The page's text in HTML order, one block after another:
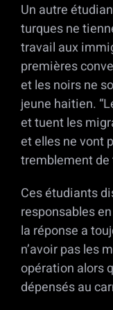
Un autre
turques ne
travail aux
premières
et les noirs ne
jeune haitien.
et tuent les
et elles ne vont
tremblement de
Ces étudiants
responsables
la réponse a
n’avoir pas les
opération alors
dépensés au